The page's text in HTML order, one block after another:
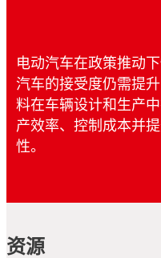
电动汽车在政策推动
汽车的接受度仍需提
料在车辆设计和生产
产效率、控制成本并
性。
资源